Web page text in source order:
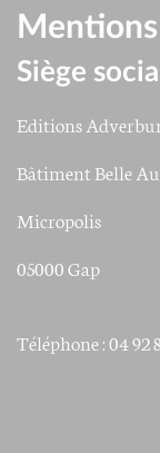
Siège social
Editions
Bâtiment Belle
Micropolis
05000 Gap
Téléphone : 04 92